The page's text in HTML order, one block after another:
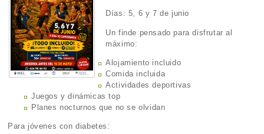
Días: 5, 6 y 7 de junio
Un finde pensado para disfrutar al
máximo:
Alojamiento incluido
Comida incluida
Actividades deportivas
Juegos y dinámicas top
Planes nocturnos que no se olvidan
Para jóvenes con diabetes: